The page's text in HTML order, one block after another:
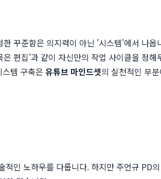
꾸준함은 의지력이 아닌 '시스템'에서 나
편집'과 같이 자신만의 작업 사이클을 정
템 구축은 유튜브 마인드셋의 실천적인 부
인 노하우를 다룹니다. 하지만 주언규 PD